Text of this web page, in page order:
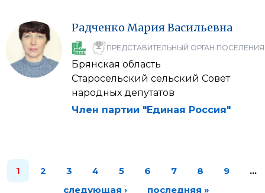
Радченко МарияВасильевна
ПРЕДСТАВИТЕЛЬНЫЙ ОРГАН ПОСЕЛЕНИЯ
Брянская область
Старосельский сельский Совет
народных депутатов
Член партии "Единая Россия"
1 2 3 4 5 6 7 8 9
…
следующая ›
последняя »